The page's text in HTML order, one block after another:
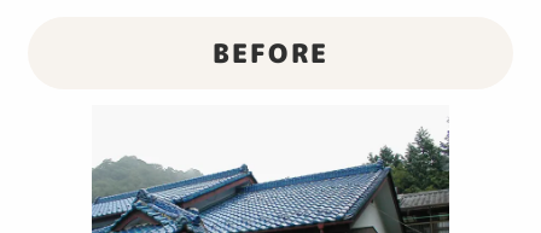
BEFORE